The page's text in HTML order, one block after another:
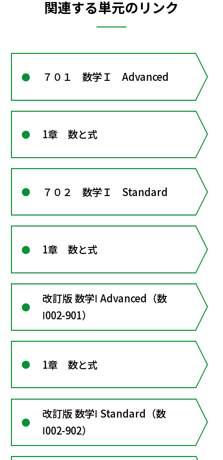
関連する単元のリンク
７０１ 数学Ｉ Advanced
1章 数と式
７０２ 数学Ｉ Standard
1章 数と式
改訂版 数学Ⅰ Advanced（数
Ⅰ002-901）
1章 数と式
改訂版 数学Ⅰ Standard（数
Ⅰ002-902）